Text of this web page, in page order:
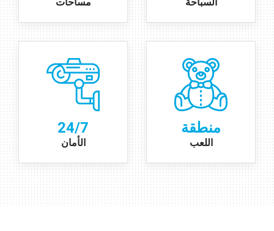
24/7
الأمان
منطقة
اللعب